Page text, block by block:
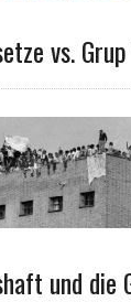
vs.
und die